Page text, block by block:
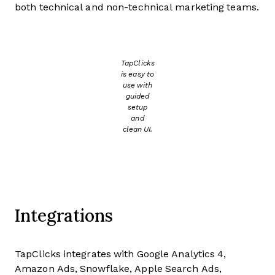
both technical and non-technical marketing teams.
TapClicks
is easy to
use with
guided
setup
and
clean UI.
Integrations
TapClicks integrates with Google Analytics 4,
Amazon Ads, Snowflake, Apple Search Ads,